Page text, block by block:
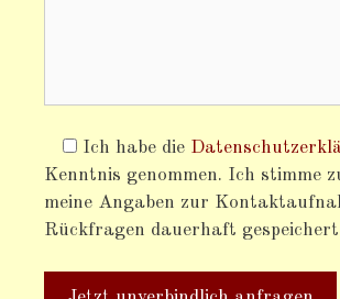
Ich habe die
Kenntnis genommen. Ich stimme
meine Angaben zur
Rückfragen dauerhaft gespeichert